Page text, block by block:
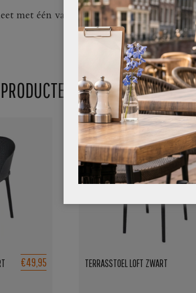
met één van onzetafelonderstellen.
€49,95 TERRASSTOEL LOFT ZWART